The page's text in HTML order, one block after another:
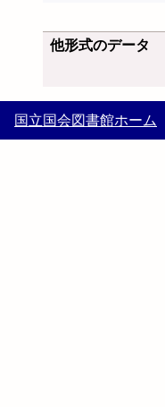
他形式のデータ
国立国会図書館ホーム